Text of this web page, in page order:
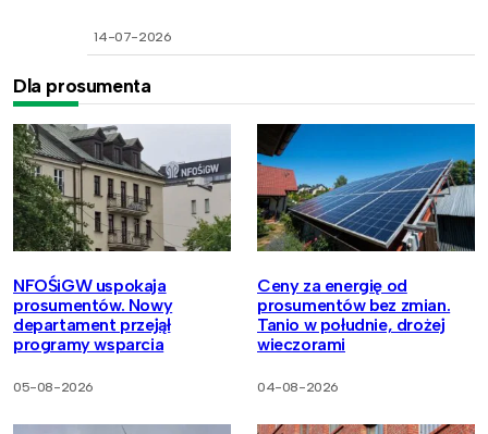
14-07-2026
Dla prosumenta
NFOŚiGW uspokaja
prosumentów. Nowy
departament przejął
programy wsparcia
05-08-2026
Ceny za energię od
prosumentów bez zmian.
Tanio w południe, drożej
wieczorami
04-08-2026